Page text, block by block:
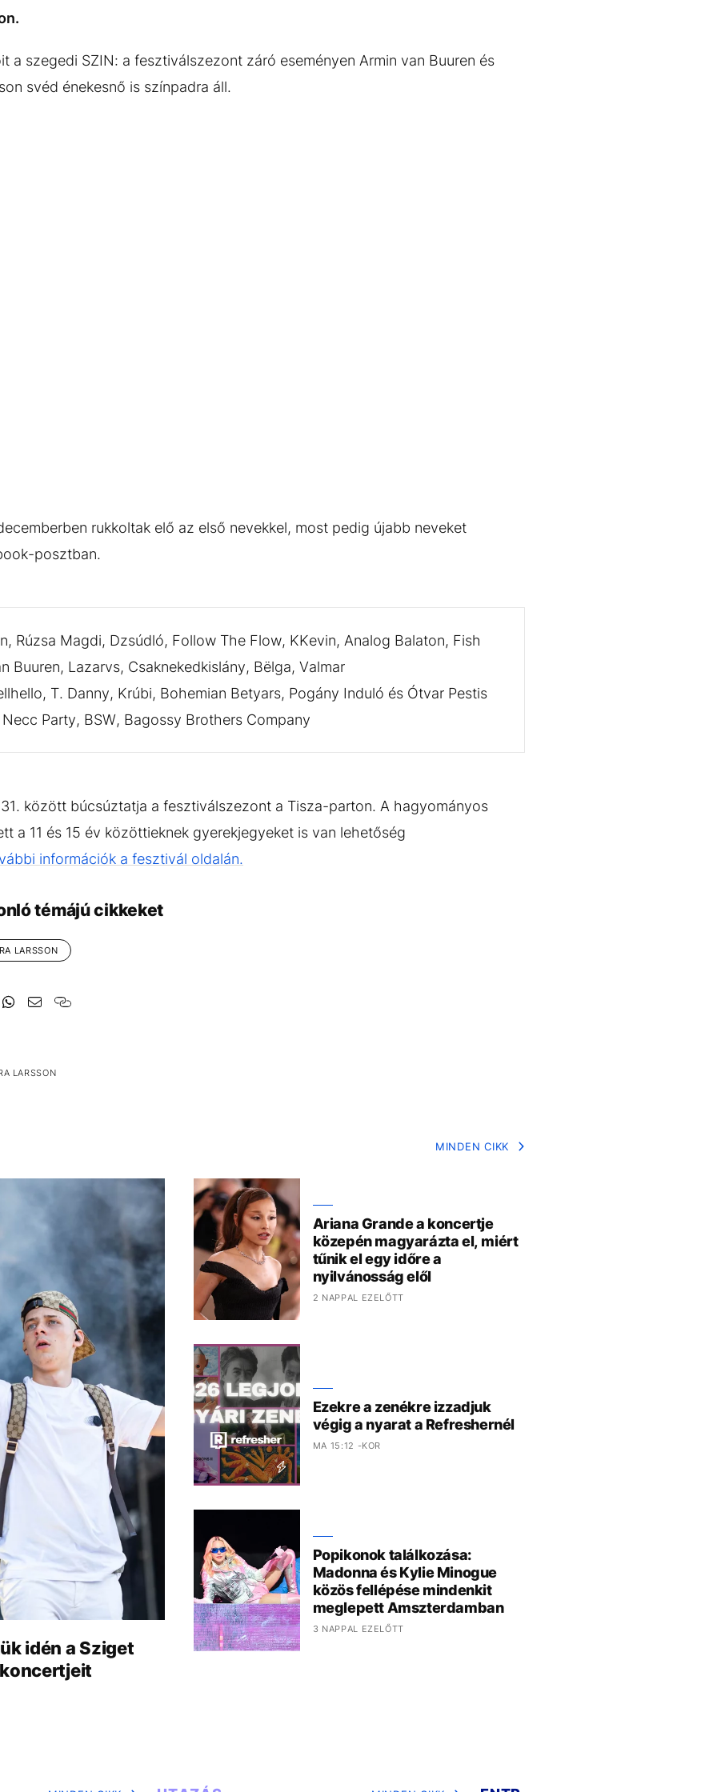
a szegedi SZIN: a fesztiválszezont záró eseményen Armin van Buuren és
svéd énekesnő is színpadra áll.
rukkoltak elő az első nevekkel, most pedig újabb neveket
posztban.
Rúzsa Magdi, Dzsúdló, Follow The Flow, KKevin, Analog Balaton, Fish
Buuren, Lazarvs, Csaknekedkislány, Bëlga, Valmar
T. Danny, Krúbi, Bohemian Betyars, Pogány Induló és Ótvar Pestis
Party, BSW, Bagossy Brothers Company
között búcsúztatja a fesztiválszezont a Tisza-parton. A hagyományos
a 11 és 15 év közöttieknek gyerekjegyeket is van lehetőség
információk a fesztivál oldalán.
témájú cikkeket
LARSSON
LARSSON
MINDEN CIKK
idén a Sziget
Ariana Grande a koncertje
közepén magyarázta el, miért
tűnik el egy időre a
nyilvánosság elől
2 NAPPAL EZELŐTT
Ezekre a zenékre izzadjuk
végig a nyarat a Refreshernél
MA 15:12 -KOR
Popikonok találkozása:
Madonna és Kylie Minogue
közös fellépése mindenkit
meglepett Amszterdamban
3 NAPPAL EZELŐTT